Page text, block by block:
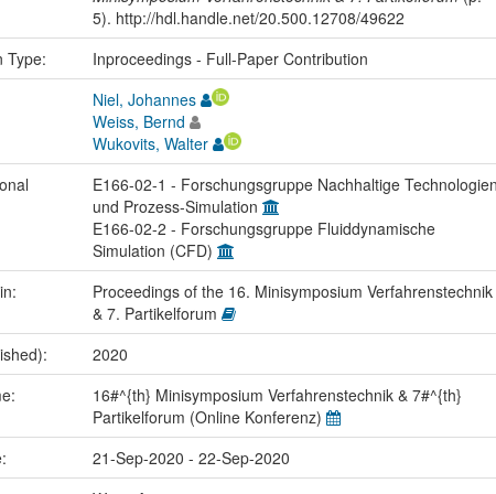
5). http://hdl.handle.net/20.500.12708/49622
Type:
Inproceedings - Full-Paper Contribution
Niel, Johannes
Weiss, Bernd
Wukovits, Walter
E166-02-1 - Forschungsgruppe Nachhaltige
und Prozess-Simulation
E166-02-2 - Forschungsgruppe Fluiddynamische
Simulation (CFD)
Proceedings of the 16. Minisymposium Verfahrenstechnik
& 7. Partikelforum
2020
16#^{th} Minisymposium Verfahrenstechnik & 7#^{th}
Partikelforum (Online Konferenz)
21-Sep-2020 - 22-Sep-2020